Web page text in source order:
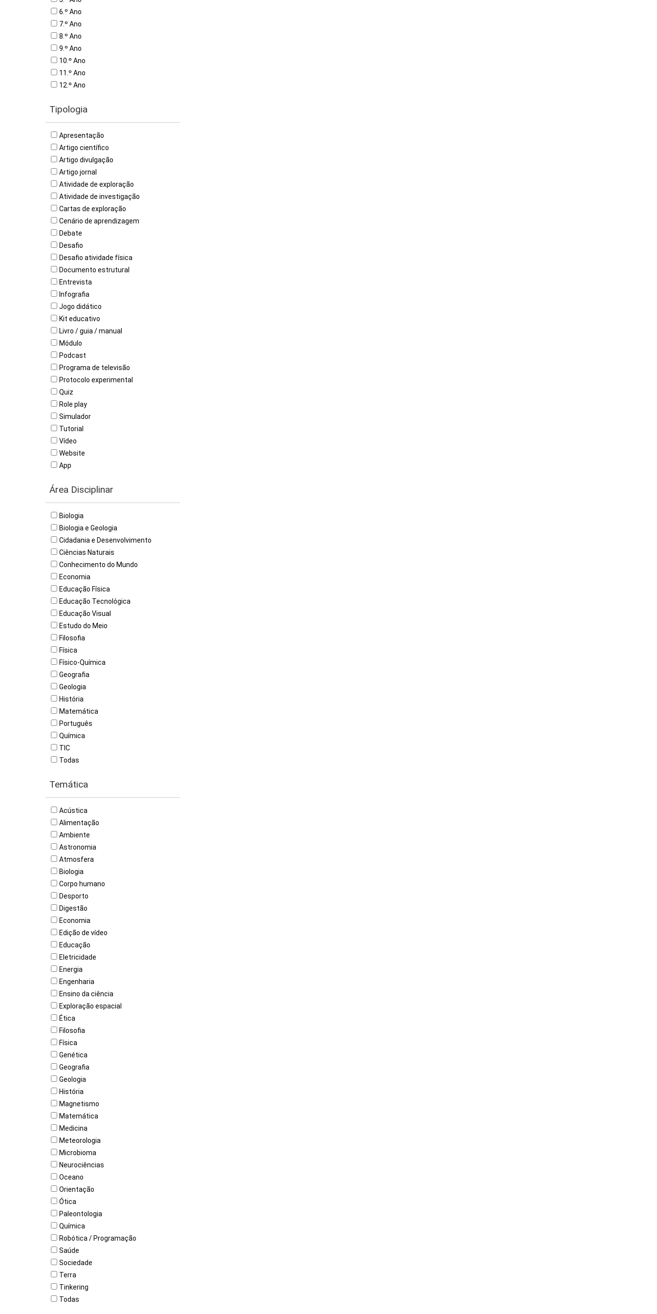
6.º Ano
7.º Ano
8.º Ano
9.º Ano
10.º Ano
11.º Ano
12.º Ano
Tipologia
Apresentação
Artigo científico
Artigo divulgação
Artigo jornal
Atividade de exploração
Atividade de investigação
Cartas de exploração
Cenário de aprendizagem
Debate
Desafio
Desafio atividade física
Documento estrutural
Entrevista
Infografia
Jogo didático
Kit educativo
Livro / guia / manual
Módulo
Podcast
Programa de televisão
Protocolo experimental
Quiz
Role play
Simulador
Tutorial
Vídeo
Website
App
Área Disciplinar
Biologia
Biologia e Geologia
Cidadania e Desenvolvimento
Ciências Naturais
Conhecimento do Mundo
Economia
Educação Física
Educação Tecnológica
Educação Visual
Estudo do Meio
Filosofia
Física
Físico-Química
Geografia
Geologia
História
Matemática
Português
Química
TIC
Todas
Temática
Acústica
Alimentação
Ambiente
Astronomia
Atmosfera
Biologia
Corpo humano
Desporto
Digestão
Economia
Edição de vídeo
Educação
Eletricidade
Energia
Engenharia
Ensino da ciência
Exploração espacial
Ética
Filosofia
Física
Genética
Geografia
Geologia
História
Magnetismo
Matemática
Medicina
Meteorologia
Microbioma
Neurociências
Oceano
Orientação
Ótica
Paleontologia
Química
Robótica / Programação
Saúde
Sociedade
Terra
Tinkering
Todas